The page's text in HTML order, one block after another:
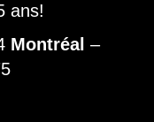
ans!
Montréal –